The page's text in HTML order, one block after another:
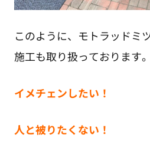
このように、モトラッドミ
施工も取り扱っております。
イメチェンしたい！
人と被りたくない！